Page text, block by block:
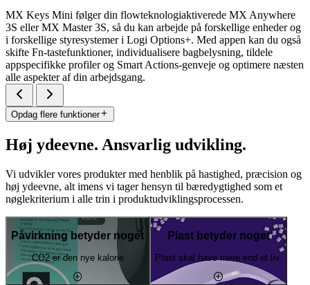
MX Keys Mini følger din flowteknologiaktiverede MX Anywhere
3S eller MX Master 3S, så du kan arbejde på forskellige enheder og
i forskellige styresystemer i Logi Options+. Med appen kan du også
skifte Fn-tastefunktioner, individualisere bagbelysning, tildele
appspecifikke profiler og Smart Actions-genveje og optimere næsten
alle aspekter af din arbejdsgang.
Opdag flere funktioner
Høj ydeevne. Ansvarlig udvikling.
Vi udvikler vores produkter med henblik på hastighed, præcision og
høj ydeevne, alt imens vi tager hensyn til bæredygtighed som et
nøglekriterium i alle trin i produktudviklingsprocessen.
Påvirkning betyder noget
CO2 er den nye kalorie
Plast betyder noget
Plast skal have mere end et liv.